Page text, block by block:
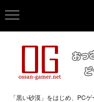
「黒い砂漠」をはじめ、PC